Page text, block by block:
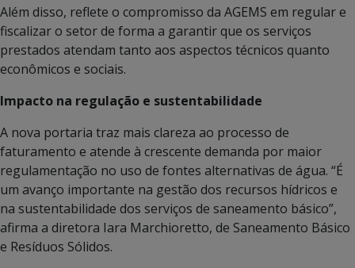
Além disso, reflete o compromisso da AGEMS em regular e
fiscalizar o setor de forma a garantir que os serviços
prestados atendam tanto aos aspectos técnicos quanto
econômicos e sociais.
Impacto na regulação e sustentabilidade
A nova portaria traz mais clareza ao processo de
faturamento e atende à crescente demanda por maior
regulamentação no uso de fontes alternativas de água. “É
um avanço importante na gestão dos recursos hídricos e
na sustentabilidade dos serviços de saneamento básico”,
afirma a diretora Iara Marchioretto, de Saneamento Básico
e Resíduos Sólidos.